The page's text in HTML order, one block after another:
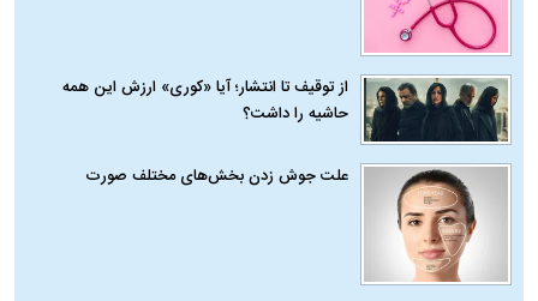
از توقیف تا انتشار؛ آیا «کوری» ارزش این همه
حاشیه را داشت؟
علت جوش زدن بخش‌های مختلف صورت